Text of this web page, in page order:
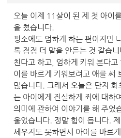
오늘 이제 11살이 된 제 첫 아이
을 쳤습니다.
평소에도 엄하게 하는 편이지만
록 점점 더 말을 안듣는 것 같습
친다고 하고, 엄하게 키워 본다
이를 바르게 키워보려고 애를 써
많습니다. 그래서 오늘은 단지
는 아이에게 진실하게 죄에 대하
의미에 관하여 이야기를 해 주었
울었습니다. 정말 힘이 듭니다.
세우지도 못하면서 아이를 바르